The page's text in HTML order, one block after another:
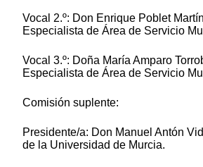
Vocal 2.º: Don Enrique Poblet
Especialista de Área de Servicio
Vocal 3.º: Doña María Amparo
Especialista de Área de Servicio
Comisión suplente:
Presidente/a: Don Manuel Antón
de la Universidad de Murcia.